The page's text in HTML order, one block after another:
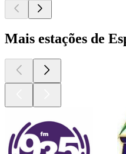
Mais estações de